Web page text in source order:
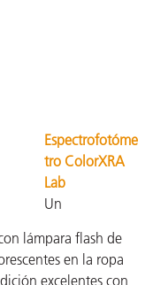
Espectrofotóme
tro ColorXRA
Lab
Un
lámpara flash de
en la ropa
excelentes con